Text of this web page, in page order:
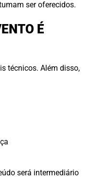
ser oferecidos.
É
técnicos. Além disso,
será intermediário